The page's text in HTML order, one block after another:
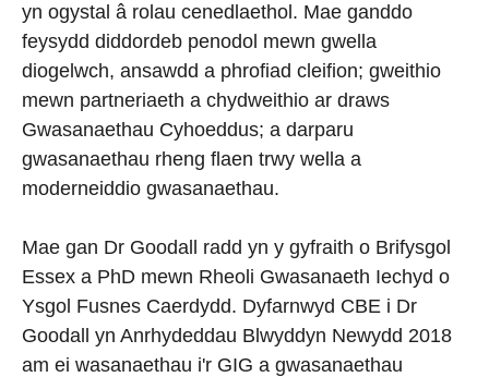
yn ogystal â rolau cenedlaethol. Mae ganddo
feysydd diddordeb penodol mewn gwella
diogelwch, ansawdd a phrofiad cleifion; gweithio
mewn partneriaeth a chydweithio ar draws
Gwasanaethau Cyhoeddus; a darparu
gwasanaethau rheng flaen trwy wella a
moderneiddio gwasanaethau.
Mae gan Dr Goodall radd yn y gyfraith o Brifysgol
Essex a PhD mewn Rheoli Gwasanaeth Iechyd o
Ysgol Fusnes Caerdydd. Dyfarnwyd CBE i Dr
Goodall yn Anrhydeddau Blwyddyn Newydd 2018
am ei wasanaethau i'r GIG a gwasanaethau